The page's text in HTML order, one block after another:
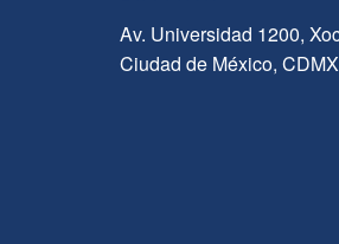
Av. Universidad 1200,
Ciudad de México,